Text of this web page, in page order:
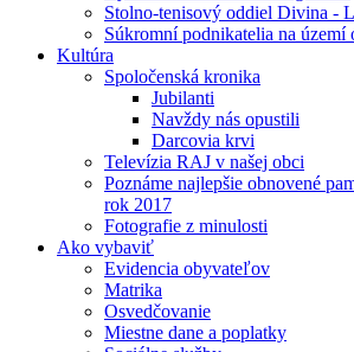
Stolno-tenisový oddiel Divina -
Súkromní podnikatelia na území
Kultúra
Spoločenská kronika
Jubilanti
Navždy nás opustili
Darcovia krvi
Televízia RAJ v našej obci
Poznáme najlepšie obnovené
rok 2017
Fotografie z minulosti
Ako vybaviť
Evidencia obyvateľov
Matrika
Osvedčovanie
Miestne dane a poplatky